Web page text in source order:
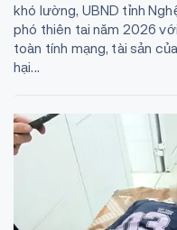
khó lường, UBND tỉnh
phó thiên tai năm 2026
toàn tính mạng, tài sản
hại...